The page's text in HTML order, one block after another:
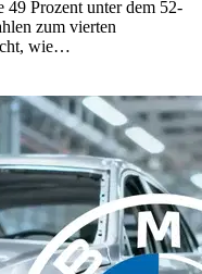
49 Prozent unter dem 52-
zum vierten
wie…